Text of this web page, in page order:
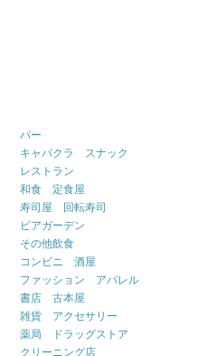
バー
キャバクラ スナック
レストラン
和食 定食屋
寿司屋 回転寿司
ビアガーデン
その他飲食
コンビニ 酒屋
ファッション アパレル
書店 古本屋
雑貨 アクセサリー
薬局 ドラッグストア
クリーニング店